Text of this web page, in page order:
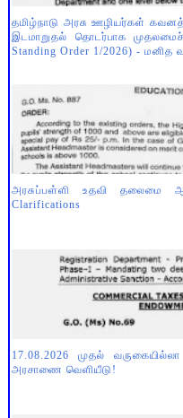
தமிழ்நாடு அரசு ஊழியர்கள்
இடமாறுதல் தொடர்பாக
Standing Order 1/2026) -
அரசுப்பள்ளி உதவி தலைமை
Clarifications
17.08.2026 முதல்
அரசாணை வெளியீடு!